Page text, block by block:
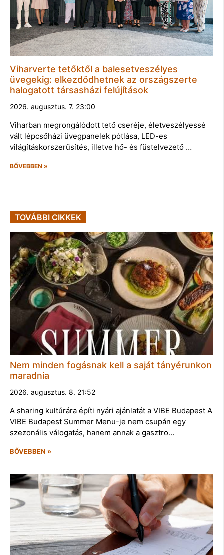
Viharverte tetőktől a balesetveszélyes
üvegekig: elkezdődhetnek az országszerte
halogatott társasházi felújítások
2026. augusztus. 7. 23:00
Viharban megrongálódott tető cseréje, életveszélyessé
vált lépcsőházi üvegpanelek pótlása, LED-es
világításkorszerűsítés, illetve hő- és füstelvezető …
BŐVEBBEN »
TOVÁBBI CIKKEK
Nem minden fogásnak kell a saját tányérunkon
maradnia
2026. augusztus. 8. 21:52
A sharing kultúrára építi nyári ajánlatát a VIBE Budapest A
VIBE Budapest Summer Menu-je nem csupán egy
szezonális válogatás, hanem annak a gasztro…
BŐVEBBEN »